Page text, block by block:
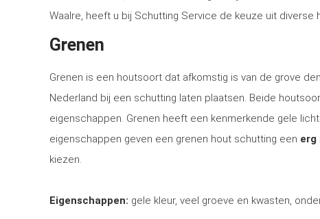
Waalre, heeft u bij Schutting Service de keuze uit diverse
Grenen
Grenen is een houtsoort dat afkomstig is van de grove
Nederland bij een schutting laten plaatsen. Beide
eigenschappen. Grenen heeft een kenmerkende gele
eigenschappen geven een grenen hout schutting een erg
kiezen.
Eigenschappen: gele kleur, veel groeve en kwasten,